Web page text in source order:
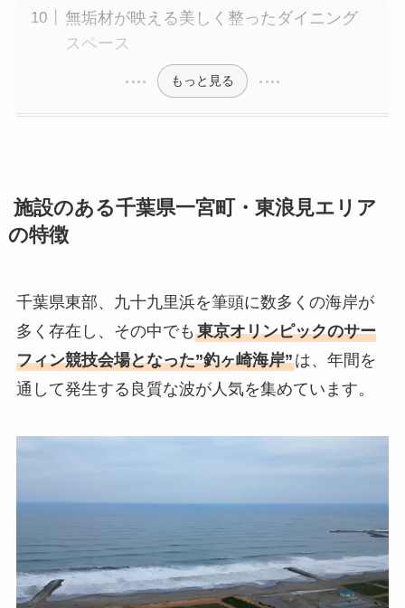
無垢材が映える美しく整ったダイニング
スペース
もっと見る
施設のある千葉県一宮町・東浪見エリア
の特徴
千葉県東部、九十九里浜を筆頭に数多くの海岸が
多く存在し、その中でも 東京オリンピックのサー
フィン競技会場となった”釣ヶ崎海岸”は、年間を
通して発生する良質な波が人気を集めています。